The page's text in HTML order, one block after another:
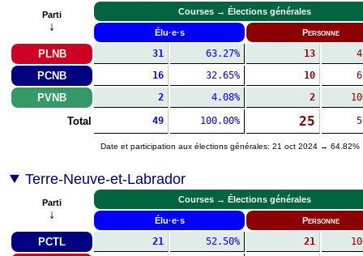
Parti
↓
Courses → Élections générales
Élu·e·s Personne
PLNB 31 63.27% 13
PCNB 16 32.65% 10
PVNB 2 4.08% 2
Total 49 100.00% 25
Date et participation aux élections générales: 21 oct 2024 → 64.82%
Terre-Neuve-et-Labrador
Parti
↓
Courses → Élections générales
Élu·e·s Personne
PCTL 21 52.50% 21